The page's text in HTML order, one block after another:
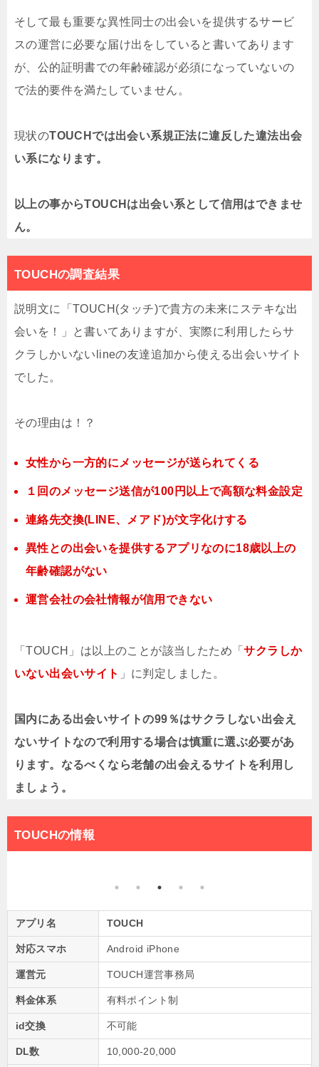
そして最も重要な異性同士の出会いを提供するサービ
スの運営に必要な届け出をしていると書いてあります
が、公的証明書での年齢確認が必須になっていないの
で法的要件を満たしていません。
現状のTOUCHでは出会い系規正法に違反した違法出会
い系になります。
以上の事からTOUCHは出会い系として信用はできませ
ん。
TOUCHの調査結果
説明文に「TOUCH(タッチ)で貴方の未来にステキな出
会いを！」と書いてありますが、実際に利用したらサ
クラしかいないlineの友達追加から使える出会いサイト
でした。
その理由は！？
女性から一方的にメッセージが送られてくる
１回のメッセージ送信が100円以上で高額な料金設定
連絡先交換(LINE、メアド)が文字化けする
異性との出会いを提供するアプリなのに18歳以上の
年齢確認がない
運営会社の会社情報が信用できない
「TOUCH」は以上のことが該当したため「サクラしか
いない出会いサイト 」に判定しました。
国内にある出会いサイトの99％はサクラしない出会え
ないサイトなので利用する場合は慎重に選ぶ必要があ
ります。なるべくなら老舗の出会えるサイトを利用し
ましょう。
TOUCHの情報
アプリ名 TOUCH
対応スマホ Android iPhone
運営元 TOUCH運営事務局
料金体系 有料ポイント制
id交換 不可能
DL数 10,000-20,000